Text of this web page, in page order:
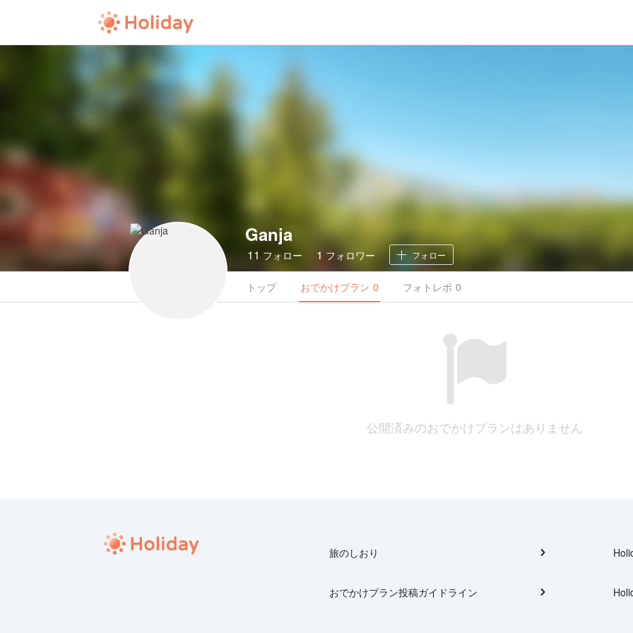
Ganja
11 フォロー 1 フォロワー フォロー
トップ おでかけプラン 0 フォトレポ 0
公開済みのおでかけプランはありません
旅のしおり
おでかけプラン投稿ガイドライン